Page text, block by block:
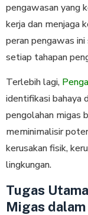
pengawasan yang
kerja dan menjaga
peran pengawas
setiap tahapan
Terlebih lagi,
identifikasi bahaya
pengolahan migas
meminimalisir
kerusakan fisik,
lingkungan.
Tugas
Migas